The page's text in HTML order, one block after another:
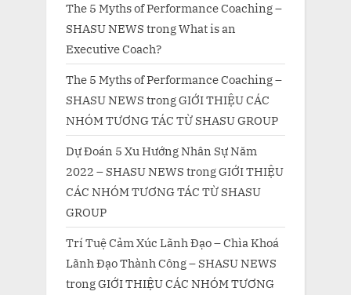
The 5 Myths of Performance Coaching –
SHASU NEWS trongWhat is an
Executive Coach?
The 5 Myths of Performance Coaching –
SHASU NEWS trongGIỚI THIỆU CÁC
NHÓM TƯƠNG TÁC TỪ SHASU GROUP
Dự Đoán 5 Xu Hướng Nhân Sự Năm
2022 – SHASU NEWS trongGIỚI THIỆU
CÁC NHÓM TƯƠNG TÁC TỪ SHASU
GROUP
Trí Tuệ Cảm Xúc Lãnh Đạo – Chìa Khoá
Lãnh Đạo Thành Công – SHASU NEWS
trongGIỚI THIỆU CÁC NHÓM TƯƠNG